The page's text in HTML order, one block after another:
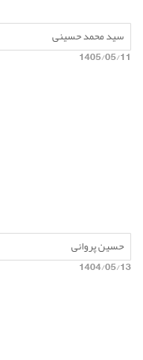
سید محمد حسینی
1405/05/11
حسین پروانی
1404/05/13